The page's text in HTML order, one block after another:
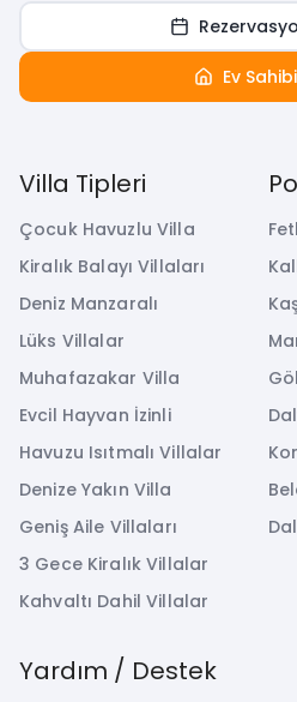
Villa Tipleri
Çocuk Havuzlu Villa
Kiralık Balayı Villaları
Deniz Manzaralı
Lüks Villalar
Muhafazakar Villa
Evcil Hayvan İzinli
Havuzu Isıtmalı Villalar
Denize Yakın Villa
Geniş Aile Villaları
3 Gece Kiralık Villalar
Kahvaltı Dahil Villalar
Yardım / Destek
Ev